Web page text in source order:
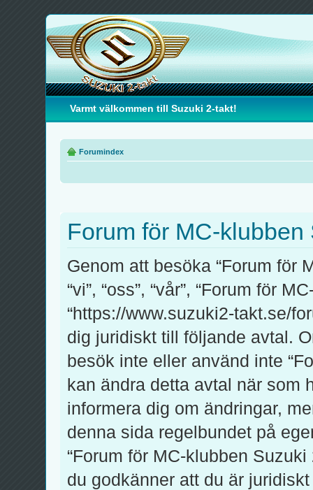
Varmt välkommen till Suzuki 2-takt!
Forumindex
Forum för MC-
Genom att besöka “Forum för
“vi”, “oss”, “vår”, “Forum för
“https://www.suzuki2-takt.se/
dig juridiskt till följande avtal.
besök inte eller använd inte
kan ändra detta avtal när som
informera dig om ändringar,
denna sida regelbundet på
“Forum för MC-klubben
du godkänner att du är